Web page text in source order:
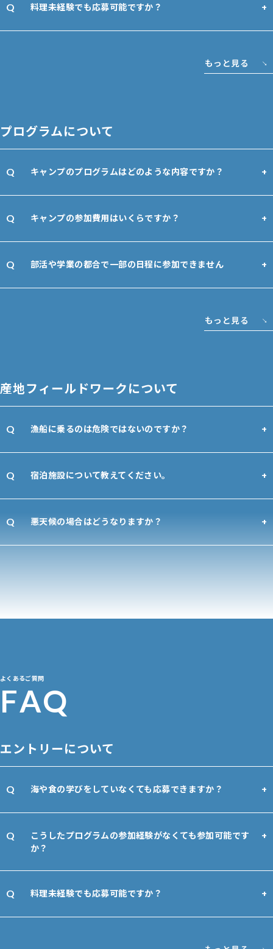
料理未経験でも応募可能ですか？
もっと見る
プログラムについて
キャンプのプログラムはどのような内容ですか？
キャンプの参加費用はいくらですか？
部活や学業の都合で一部の日程に参加できません
もっと見る
産地フィールドワークについて
漁船に乗るのは危険ではないのですか？
宿泊施設について教えてください。
悪天候の場合はどうなりますか？
よくあるご質問
FAQ
エントリーについて
海や食の学びをしていなくても応募できますか？
こうしたプログラムの参加経験がなくても参加可能です
か？
料理未経験でも応募可能ですか？